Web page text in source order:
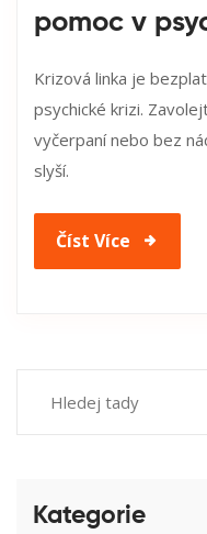
pomoc v
Krizová linka je
psychické krizi.
vyčerpaní nebo bez
slyší.
Číst Více
Kategorie